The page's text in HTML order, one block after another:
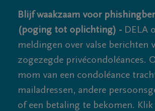
Blijf waakzaam voor
(poging tot oplichting) - DELA
meldingen over valse berichten
zogezegde privécondoléances.
mom van een condoléance
mailadressen, andere
of een betaling te bekomen.